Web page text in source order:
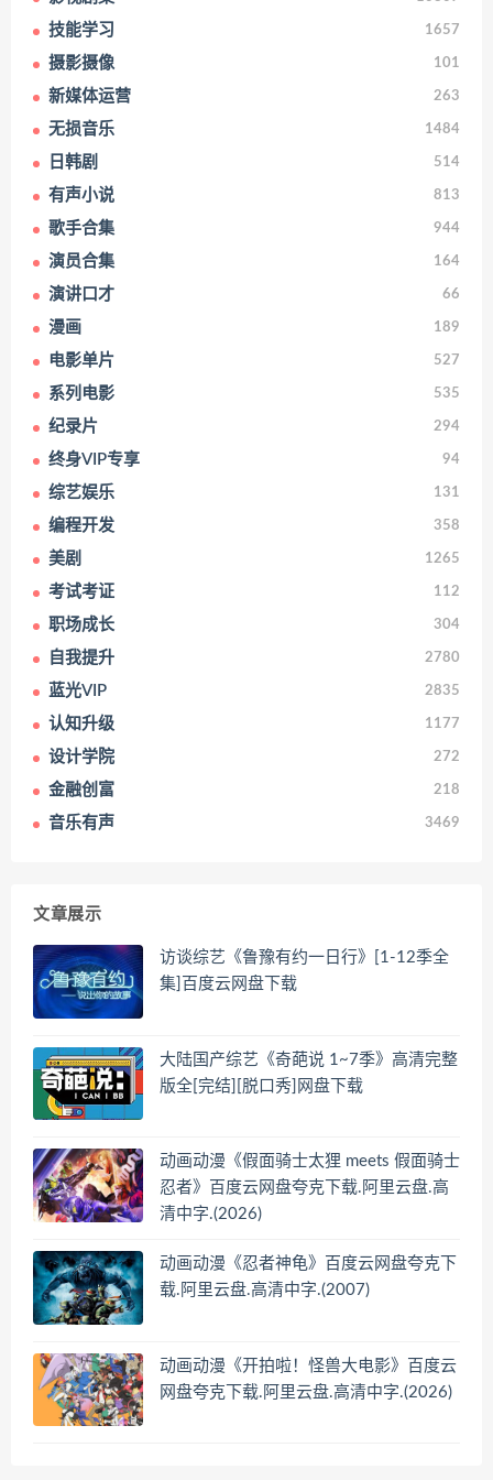
技能学习 1657
摄影摄像 101
新媒体运营 263
无损音乐 1484
日韩剧 514
有声小说 813
歌手合集 944
演员合集 164
演讲口才 66
漫画 189
电影单片 527
系列电影 535
纪录片 294
终身VIP专享 94
综艺娱乐 131
编程开发 358
美剧 1265
考试考证 112
职场成长 304
自我提升 2780
蓝光VIP 2835
认知升级 1177
设计学院 272
金融创富 218
音乐有声 3469
文章展示
访谈综艺《鲁豫有约一日行》[1-12季全
集]百度云网盘下载
大陆国产综艺《奇葩说 1~7季》高清完整
版全[完结][脱口秀]网盘下载
动画动漫《假面骑士太狸 meets 假面骑士
忍者》百度云网盘夸克下载.阿里云盘.高
清中字.(2026)
动画动漫《忍者神龟》百度云网盘夸克下
载.阿里云盘.高清中字.(2007)
动画动漫《开拍啦！怪兽大电影》百度云
网盘夸克下载.阿里云盘.高清中字.(2026)